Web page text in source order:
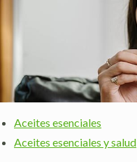
Aceites esenciales
Aceites esenciales y salud